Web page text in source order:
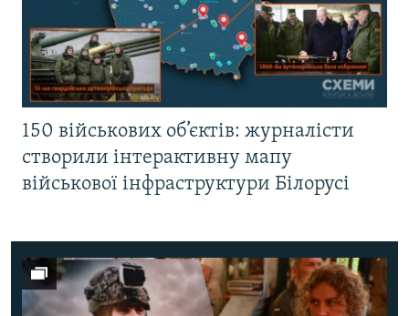
150 військових об’єктів: журналісти
створили інтерактивну мапу
військової інфраструктури Білорусі